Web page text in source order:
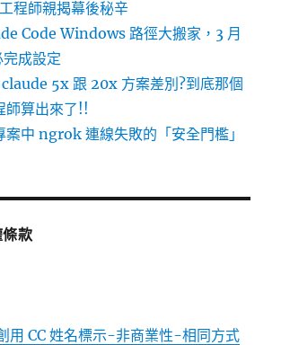
程師親揭幕後秘辛
Code Windows 路徑大搬家，3 月
成設定
5x 跟 20x 方案差別?到底那個
師算出來了!!
中 ngrok 連線失敗的「安全門檻」
款
用 CC 姓名標示-非商業性-相同方式